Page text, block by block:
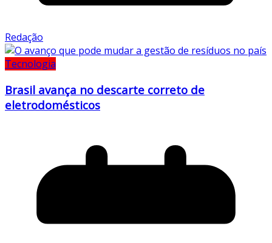
Redação
Tecnologia
Brasil avança no descarte correto de
eletrodomésticos